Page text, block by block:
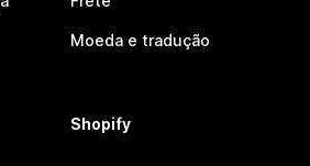
Moeda e tradução
Shopify